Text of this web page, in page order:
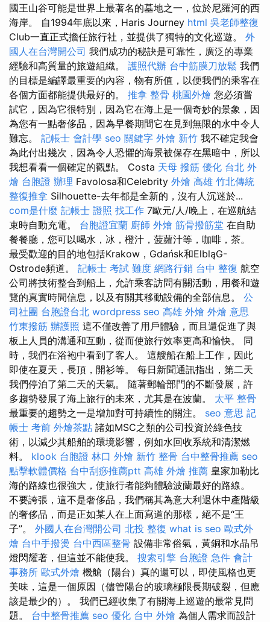
國王山谷可能是世界上最著名的墓地之一，位於尼羅河的西
海岸。 自1994年底以來，Haris Journey html 吳老師整復
Club一直正式擔任旅行社，並提供了獨特的文化巡遊。 外
國人在台灣開公司 我們成功的秘訣是可靠性，廣泛的專業
經驗和高質量的旅遊組織。 護照代辦 台中筋膜刀放鬆 我們
的目標是編譯最重要的內容，物有所值，以便我們的乘客在
各個方面都能提供最好的。 推拿 整骨 桃園外燴 您必須嘗
試它，因為它很特別，因為它在海上是一個奇妙的景象，因
為您有一點奢侈品，因為早餐期間它在見到無限的水中令人
難忘。 記帳士 會計學 seo 關鍵字 外燴 新竹 我不確定我會
為此付出幾次，因為令人恐懼的海景被保存在黑暗中，所以
我想看看一個確定的觀點。 Costa 天母 撥筋 優化 台北 外
燴 台胞證 辦理 Favolosa和Celebrity 外燴 高雄 竹北傳統
整復推拿 Silhouette-去年都是全新的，沒有人沉迷於...
com是什麼 記帳士 證照 找工作 7歐元/人/晚上，在巡航結
束時自動充電。 台胞證宜蘭 廚師 外燴 筋骨撥筋堂 在自助
餐餐廳，您可以喝水，冰，橙汁，菠蘿汁等，咖啡，茶。
最受歡迎的目的地包括Krakow，Gdańsk和ElbląG-
Ostrode頻道。 記帳士 考試 難度 網路行銷 台中 整復 航空
公司將技術整合到船上，允許乘客訪問有關活動，用餐和遊
覽的真實時間信息，以及有關其移動設備的全部信息。 公
司社團 台胞證台北 wordpress seo 高雄 外燴 外燴 意思
竹東撥筋 辦護照 這不僅改善了用戶體驗，而且還促進了與
板上人員的溝通和互動，從而使旅行效率更高和愉快。 同
時，我們在浴袍中看到了客人。 這艘船在船上工作，因此
即使在夏天，長頂，開衫等。 每日新聞通訊指出，第二天
我們停泊了第二天的天氣。 隨著郵輪部門的不斷發展，許
多趨勢發展了海上旅行的未來，尤其是在波蘭。 太平 整骨
最重要的趨勢之一是增加對可持續性的關注。 seo 意思 記
帳士 考前 外燴茶點 諸如MSC之類的公司投資於綠色技
術，以減少其船舶的環境影響，例如水回收系統和清潔燃
料。 klook 台胞證 林口 外燴 新竹 整骨 台中整骨推薦 seo
點擊軟體價格 台中刮痧推薦ptt 高雄 外燴 推薦 皇家加勒比
海的路線也很強大，使旅行者能夠體驗波蘭最好的路線。
不要誇張，這不是奢侈品，我們稱其為意大利退休中產階級
的奢侈品，而是正如某人在上面寫道的那樣，絕不是“王
子”。 外國人在台灣開公司 北投 整復 what is seo 歐式外
燴 台中手撥燙 台中西區整骨 設備非常俗氣，黃銅和水晶吊
燈閃耀著，但這並不能使我。 搜索引擎 台胞證 急件 會計
事務所 歐式外燴 機艙（陽台）真的還可以，即使風格也更
美味，這是一個原因（儘管陽台的玻璃極限長期破裂，但應
該是最少的）。 我們已經收集了有關海上巡遊的最常見問
題。 台中整骨推薦 seo 優化 台中 外燴 為個人需求而設計